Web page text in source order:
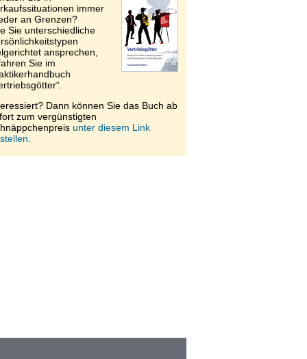
immer
an Grenzen?
Sie unterschiedliche
ansprechen,
Sie im
Dann können Sie das Buch ab
zum vergünstigten
unter diesem Link